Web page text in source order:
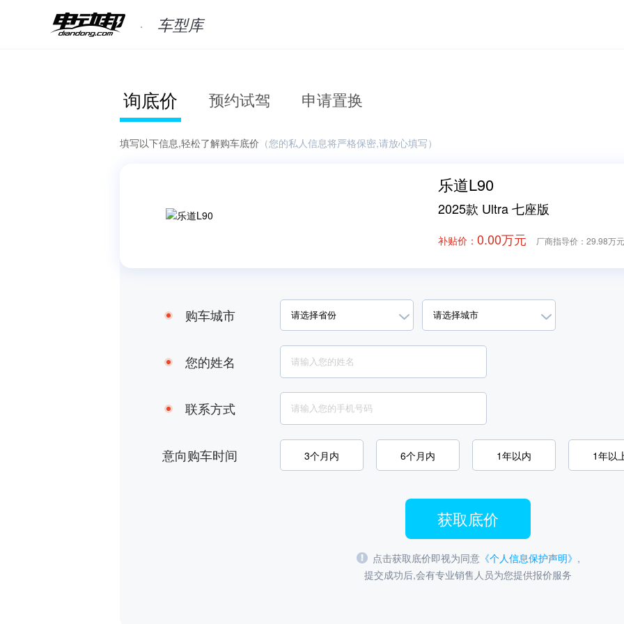
车型库
询底价 预约试驾 申请置换
填写以下信息,轻松了解购车底价 （您的私人信息将严格保密,请放心填写）
乐道L90
2025款 Ultra 七座版
补贴价： 0.00万元 厂商指导价： 29.98万元
购车城市
您的姓名
联系方式
意向购车时间 3个月内 6个月内 1年以内 1年以
获取底价
点击获取底价即视为同意《个人信息保护声明》 ,
提交成功后,会有专业销售人员为您提供报价服务